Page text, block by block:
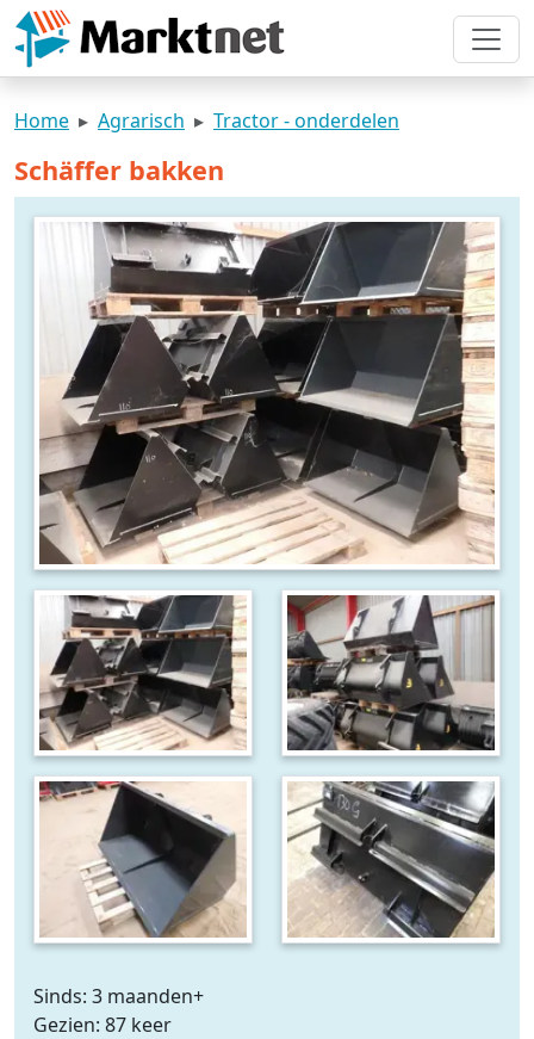
Home Agrarisch Tractor - onderdelen
Schäffer bakken
Sinds: 3 maanden+
Gezien: 87 keer